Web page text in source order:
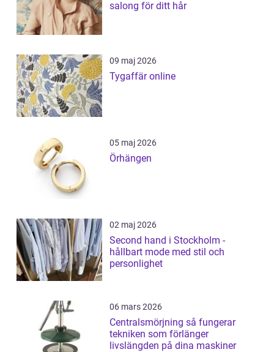
salong för ditt hår
09 maj 2026
Tygaffär online
05 maj 2026
Örhängen
02 maj 2026
Second hand i Stockholm -
hållbart mode med stil och
personlighet
06 mars 2026
Centralsmörjning så fungerar
tekniken som förlänger
livslängden på dina maskiner